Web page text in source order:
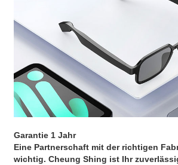
Garantie 1 Jahr
Eine Partnerschaft mit der richtigen
wichtig. Cheung Shing ist Ihr